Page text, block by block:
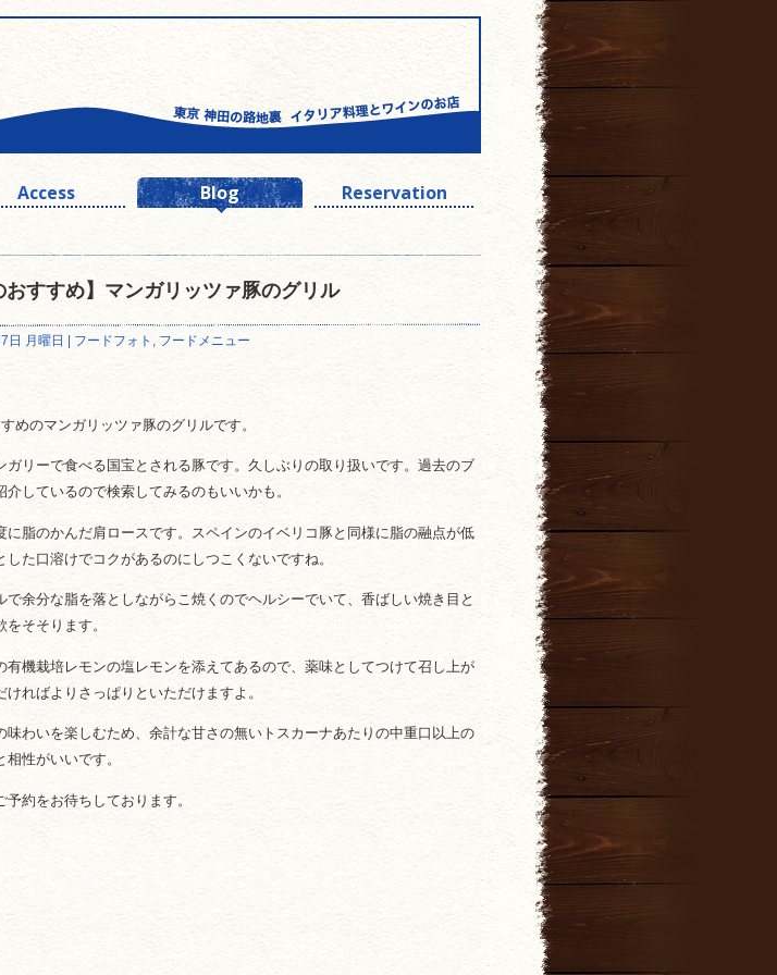
Access Blog Reservation
おすすめ】マンガリッツァ豚のグリル
日 月曜日 | フードフォト , フードメニュー
めのマンガリッツァ豚のグリルです。
ガリーで食べる国宝とされる豚です。久しぶりの取り扱いです。過去のブ
介しているので検索してみるのもいいかも。
に脂のかんだ肩ロースです。スペインのイベリコ豚と同様に脂の融点が低
した口溶けでコクがあるのにしつこくないですね。
で余分な脂を落としながらこ焼くのでヘルシーでいて、香ばしい焼き目と
をそそります。
有機栽培レモンの塩レモンを添えてあるので、薬味としてつけて召し上が
ければよりさっぱりといただけますよ。
味わいを楽しむため、余計な甘さの無いトスカーナあたりの中重口以上の
相性がいいです。
予約をお待ちしております。